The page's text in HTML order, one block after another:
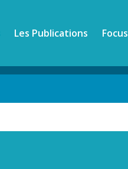
Les Publications Focus